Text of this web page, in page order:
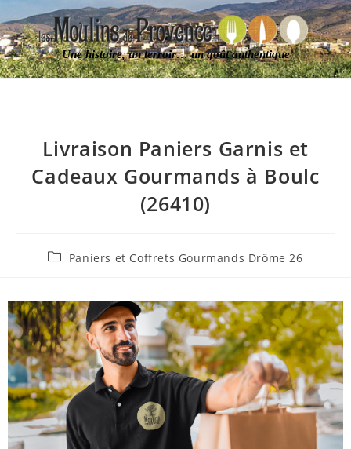
Une histoire, un terroir… un goût authentique
Livraison Paniers Garnis et
Cadeaux Gourmands à Boulc
(26410)
Paniers et Coffrets Gourmands Drôme 26